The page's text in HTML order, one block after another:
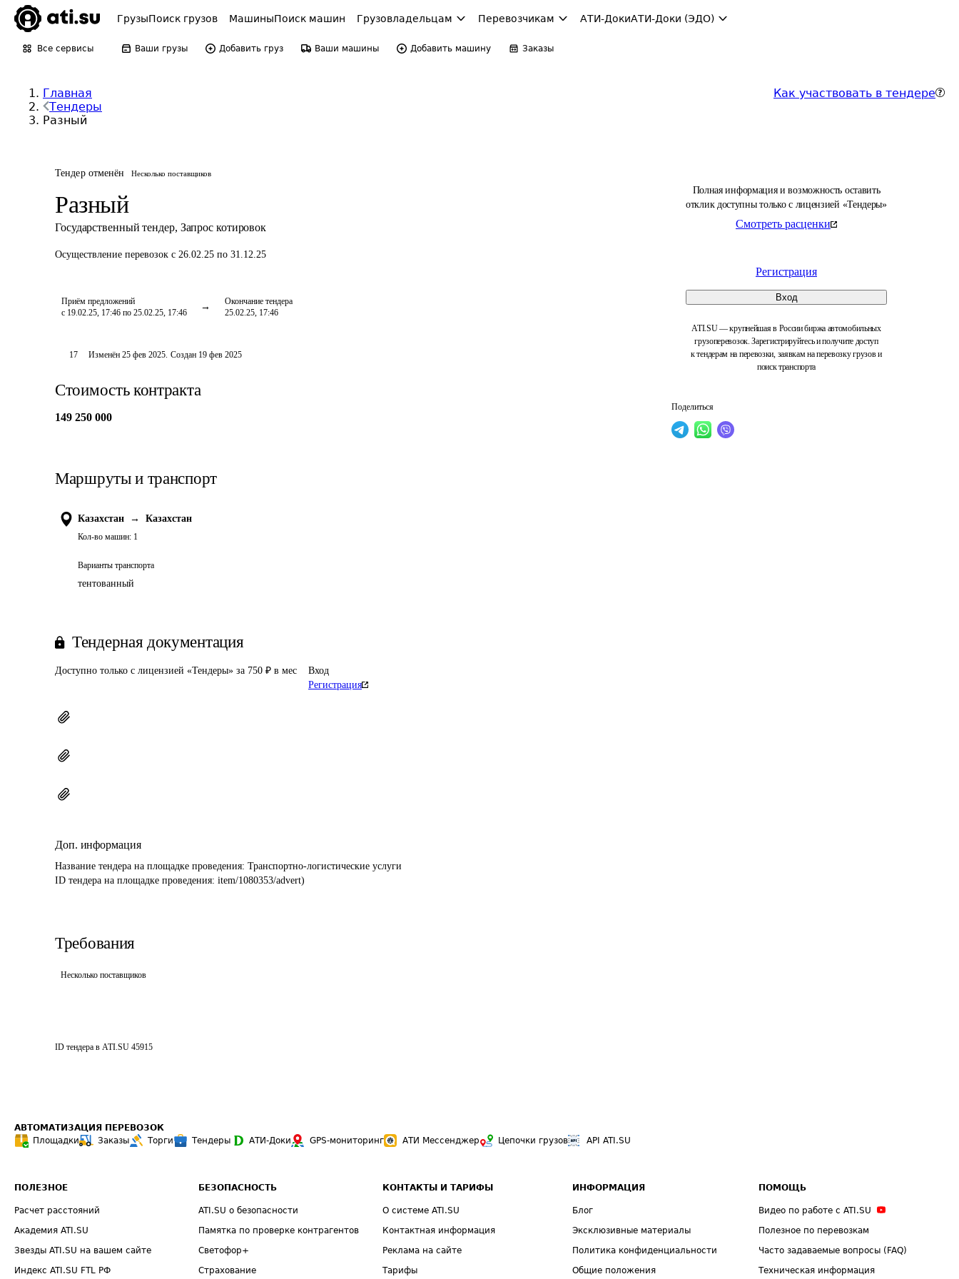
ГрузыПоиск грузов МашиныПоиск машин Грузовладельцам Перевозчикам АТИ-ДокиАТИ-Доки (ЭДО)
Все сервисы Ваши грузы Добавить груз Ваши машины Добавить машину Заказы
Главная
Тендеры
Разный
Как участвовать в тендере
Тендер отменён Несколько поставщиков
Разный
Государственный тендер, Запрос котировок
Осуществление перевозок с 26.02.25 по 31.12.25
Приём предложений
с 19.02.25, 17:46 по 25.02.25, 17:46
Окончание тендера
25.02.25, 17:46
Полная информация и возможность оставить
отклик доступны только с лицензией «Тендеры»
Смотреть расценки
Регистрация
Вход
ATI.SU — крупнейшая в России биржа автомобильных
грузоперевозок. Зарегистрируйтесь и получите доступ
к тендерам на перевозки, заявкам на перевозку грузов и
поиск транспорта
Поделиться
17 Изменён25 фев 2025. Создан 19 фев 2025
Стоимость контракта
149 250 000
Маршруты и транспорт
Казахстан → Казахстан
Кол-во машин: 1
Варианты транспорта
тентованный
Тендерная документация
Доступно только с лицензией «Тендеры» за 750 ₽ в мес
Вход
Регистрация
Доп. информация
Название тендера на площадке проведения: Транспортно-логистические услуги
ID тендера на площадке проведения: item/1080353/advert)
Требования
Несколько поставщиков
ID тендера в ATI.SU 45915
АВТОМАТИЗАЦИЯ ПЕРЕВОЗОК
Площадки
Заказы Торги Тендеры АТИ-Доки GPS-мониторинг АТИ Мессенджер Цепочки грузов API ATI.SU
ПОЛЕЗНОЕ
Расчет расстояний
Академия ATI.SU
Звезды ATI.SU на вашем сайте
Индекс ATI.SU FTL РФ
БЕЗОПАСНОСТЬ
ATI.SU о безопасности
Памятка по проверке контрагентов
Светофор+
Страхование
КОНТАКТЫ И ТАРИФЫ
О системе ATI.SU
Контактная информация
Реклама на сайте
Тарифы
ИНФОРМАЦИЯ
Блог
Эксклюзивные материалы
Политика конфиденциальности
Общие положения
ПОМОЩЬ
Видео по работе с ATI.SU
Полезное по перевозкам
Часто задаваемые вопросы (FAQ)
Техническая информация